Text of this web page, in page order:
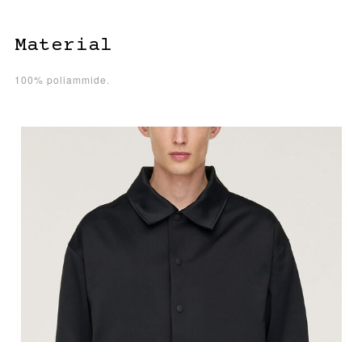
Material
100% poliammide.